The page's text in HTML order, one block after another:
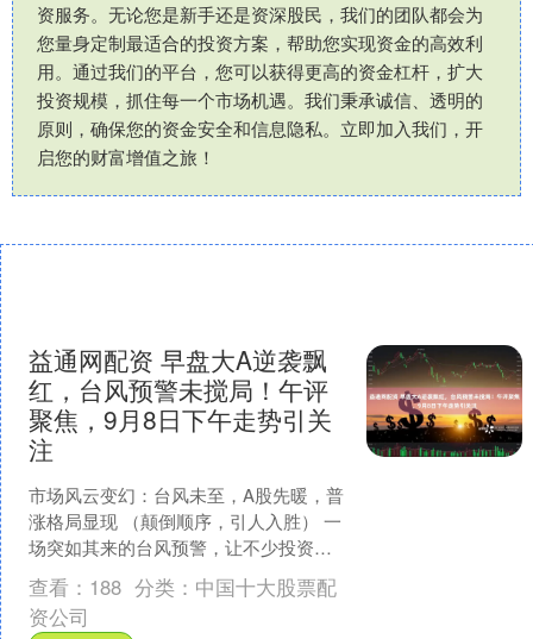
资服务。无论您是新手还是资深股民，我们的团队都会为
您量身定制最适合的投资方案，帮助您实现资金的高效利
用。通过我们的平台，您可以获得更高的资金杠杆，扩大
投资规模，抓住每一个市场机遇。我们秉承诚信、透明的
原则，确保您的资金安全和信息隐私。立即加入我们，开
启您的财富增值之旅！
益通网配资 早盘大A逆袭飘
红，台风预警未搅局！午评
聚焦，9月8日下午走势引关
注
市场风云变幻：台风未至，A股先暖，普
涨格局显现 （颠倒顺序，引人入胜） 一
场突如其来的台风预警，让不少投资者
在周末期间心怀忐忑，生怕周一开盘便
遭遇“风雨飘摇”的....
查看： 188 分类： 中国十大股票配
资公司